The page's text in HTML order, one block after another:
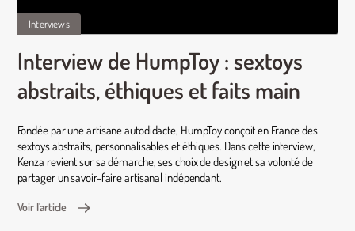
Interviews
Interview de HumpToy : sextoys
abstraits, éthiques et faits main
Fondée par une artisane autodidacte, HumpToy conçoit en France des
sextoys abstraits, personnalisables et éthiques. Dans cette interview,
Kenza revient sur sa démarche, ses choix de design et sa volonté de
partager un savoir-faire artisanal indépendant.
Voir l'article